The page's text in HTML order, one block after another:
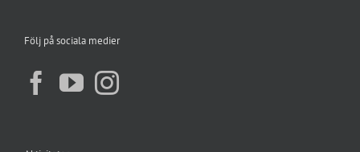
Följ på sociala medier